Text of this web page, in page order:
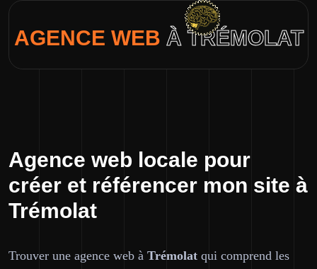
AGENCE WEB À TRÉMOLAT
Agence web locale pour
créer et référencer mon site à
Trémolat
Trouver une agence web à Trémolat qui comprend les